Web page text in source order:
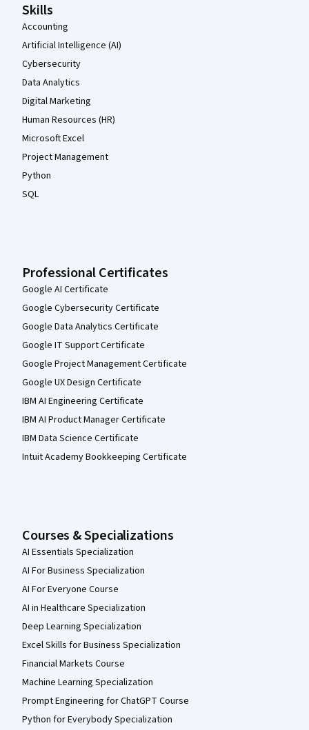
Skills
Accounting
Artificial Intelligence (AI)
Cybersecurity
Data Analytics
Digital Marketing
Human Resources (HR)
Microsoft Excel
Project Management
Python
SQL
Professional Certificates
Google AI Certificate
Google Cybersecurity Certificate
Google Data Analytics Certificate
Google IT Support Certificate
Google Project Management Certificate
Google UX Design Certificate
IBM AI Engineering Certificate
IBM AI Product Manager Certificate
IBM Data Science Certificate
Intuit Academy Bookkeeping Certificate
Courses & Specializations
AI Essentials Specialization
AI For Business Specialization
AI For Everyone Course
AI in Healthcare Specialization
Deep Learning Specialization
Excel Skills for Business Specialization
Financial Markets Course
Machine Learning Specialization
Prompt Engineering for ChatGPT Course
Python for Everybody Specialization